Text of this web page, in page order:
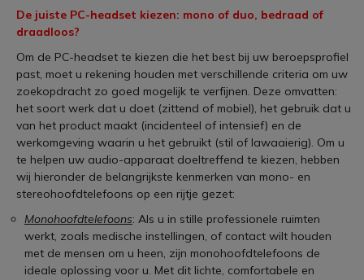
De juiste PC-headset kiezen: mono of duo, bedraad of
draadloos?
Om de PC-headset te kiezen die het best bij uw beroepsprofiel
past, moet u rekening houden met verschillende criteria om uw
zoekopdracht zo goed mogelijk te verfijnen. Deze omvatten:
het soort werk dat u doet (zittend of mobiel), het gebruik dat u
van het product maakt (incidenteel of intensief) en de
werkomgeving waarin u het gebruikt (stil of lawaaierig). Om u
te helpen uw audio-apparaat doeltreffend te kiezen, hebben
wij hieronder de belangrijkste kenmerken van mono- en
stereohoofdtelefoons op een rijtje gezet:
Monohoofdtelefoons: Als u in stille professionele ruimten
werkt, zoals medische instellingen, of contact wilt houden
met de mensen om u heen, zijn monohoofdtelefoons de
ideale oplossing voor u. Met dit lichte, comfortabele en